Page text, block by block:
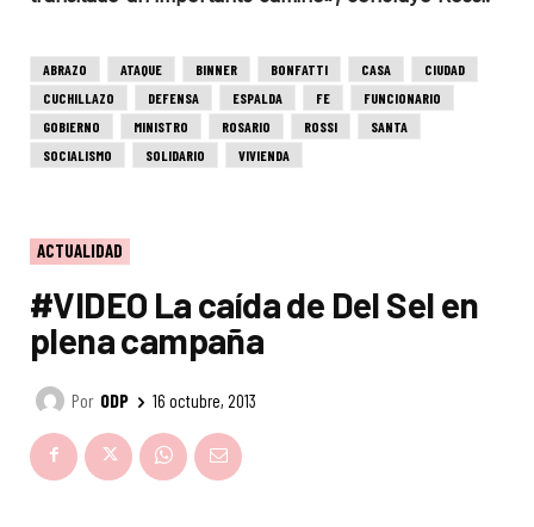
ABRAZO ATAQUE BINNER BONFATTI CASA
CIUDAD
CUCHILLAZO
DEFENSA ESPALDA FE
FUNCIONARIO
GOBIERNO
MINISTRO ROSARIO ROSSI
SANTA
SOCIALISMO
SOLIDARIO VIVIENDA